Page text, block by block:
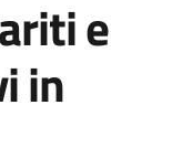
e
in